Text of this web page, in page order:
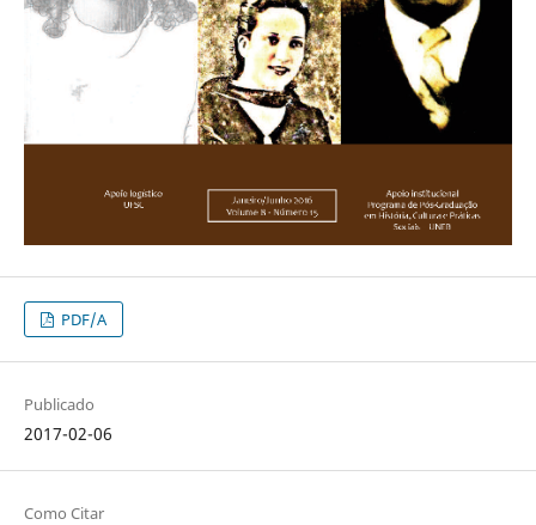
PDF/A
Publicado
2017-02-06
Como Citar